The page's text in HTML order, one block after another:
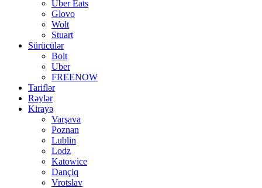
Uber Eats
Glovo
Wolt
Stuart
Sürücülər
Bolt
Uber
FREENOW
Tariflər
Rəylər
Kirayə
Varşava
Poznan
Lublin
Lodz
Katowice
Dançiq
Vrotslav